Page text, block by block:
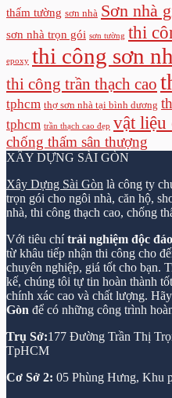
thấm tường sơn nhà Sơn nhà
sơn nhà trọn gói sơn tường thi
epoxy thi công sơn
thi công trần thạch cao
tphcm thợ sơn nhà tại bình dương
tphcm trần thạch cao đẹp vật liệu
chống thấm sân thượng
XÂY DỰNG SÀI GÒN
Xây Dựng Sài Gòn là công ty
trọn gói cho ngôi nhà, căn hộ,
nhà, thi công thạch cao, chống
Với tiêu chítrải nghiệm độc
từ khâu tiếp nhận thi công cho
chuyên nghiệp, giá tốt cho bạn.
kế, chúng tôi tự tin hoàn thành
chính xác cao và chất lượng. Hãy
Gòn để có những công trình
Trụ Sở:177 Đường Trần Thị
TpHCM
Cơ Sở 2: 05 Phùng Hưng, Khu